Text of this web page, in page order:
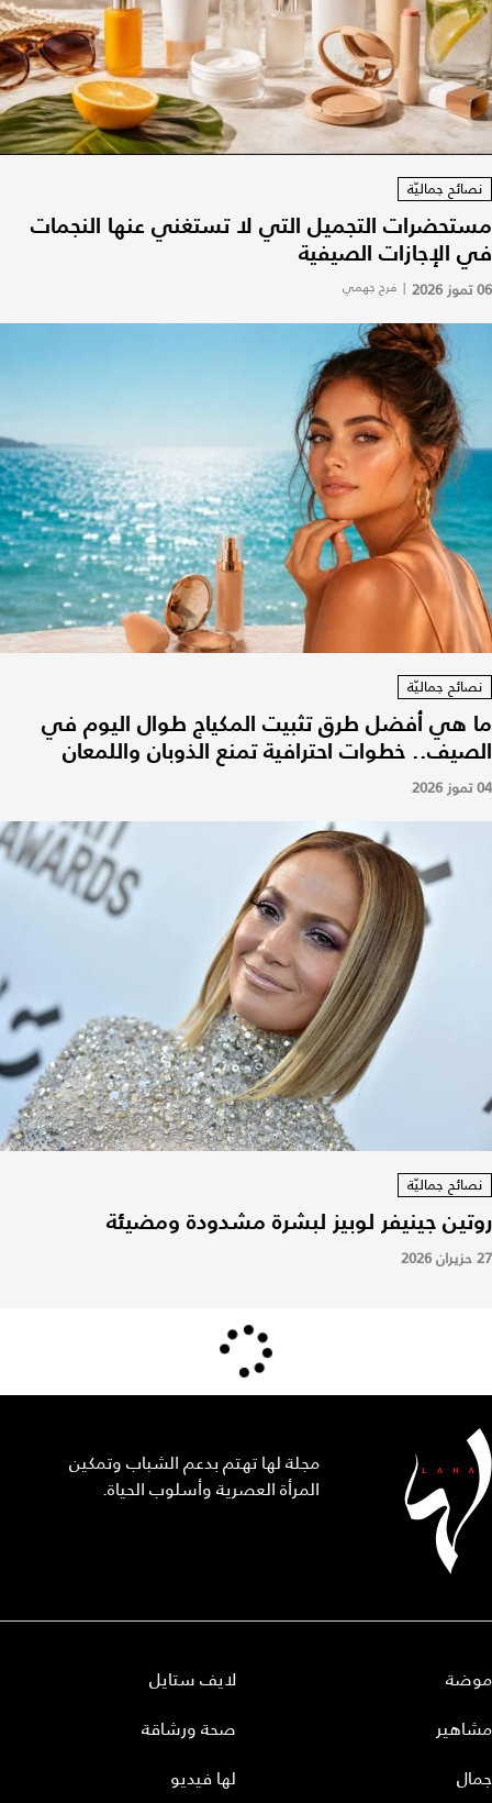
نصائح جماليّة
مستحضرات التجميل التي لا تستغني عنها النجمات
في الإجازات الصيفية
06 تموز 2026 | فرح جهمي
نصائح جماليّة
ما هي أفضل طرق تثبيت المكياج طوال اليوم في
الصيف.. خطوات احترافية تمنع الذوبان واللمعان
04 تموز 2026
نصائح جماليّة
روتين جينيفر لوبيز لبشرة مشدودة ومضيئة
27 حزيران 2026
مجلة لها تهتم بدعم الشباب وتمكين
المرأة العصرية وأسلوب الحياة.
موضة
مشاهير
جمال
لايف ستايل
صحة ورشاقة
لها فيديو